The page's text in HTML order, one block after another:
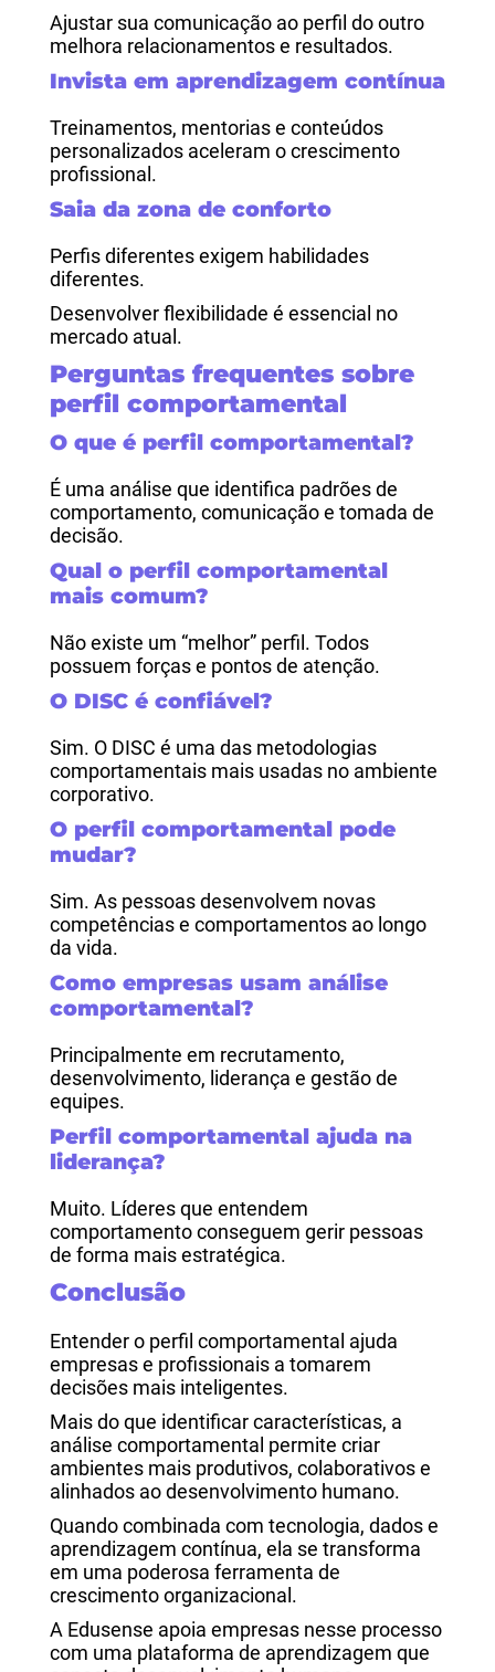
Ajustar sua comunicação ao perfil do outro
melhora relacionamentos e resultados.
Invista em aprendizagem contínua
Treinamentos, mentorias e conteúdos
personalizados aceleram o crescimento
profissional.
Saia da zona de conforto
Perfis diferentes exigem habilidades
diferentes.
Desenvolver flexibilidade é essencial no
mercado atual.
Perguntas frequentes sobre
perfil comportamental
O que é perfil comportamental?
É uma análise que identifica padrões de
comportamento, comunicação e tomada de
decisão.
Qual o perfil comportamental
mais comum?
Não existe um “melhor” perfil. Todos
possuem forças e pontos de atenção.
O DISC é confiável?
Sim. O DISC é uma das metodologias
comportamentais mais usadas no ambiente
corporativo.
O perfil comportamental pode
mudar?
Sim. As pessoas desenvolvem novas
competências e comportamentos ao longo
da vida.
Como empresas usam análise
comportamental?
Principalmente em recrutamento,
desenvolvimento, liderança e gestão de
equipes.
Perfil comportamental ajuda na
liderança?
Muito. Líderes que entendem
comportamento conseguem gerir pessoas
de forma mais estratégica.
Conclusão
Entender o perfil comportamental ajuda
empresas e profissionais a tomarem
decisões mais inteligentes.
Mais do que identificar características, a
análise comportamental permite criar
ambientes mais produtivos, colaborativos e
alinhados ao desenvolvimento humano.
Quando combinada com tecnologia, dados e
aprendizagem contínua, ela se transforma
em uma poderosa ferramenta de
crescimento organizacional.
A Edusense apoia empresas nesse processo
com uma plataforma de aprendizagem que